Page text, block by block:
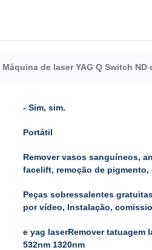
Máquina de laser YAG Q Switch ND
- Sim, sim.
Portátil
Remover vasos sanguíneos,
facelift, remoção de pigmento,
Peças sobressalentes
por vídeo, Instalação,
e yag laserRemover tatuagem
532nm 1320nm